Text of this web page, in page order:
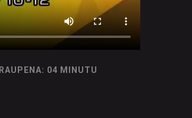
IRAUPENA: 04 MINUTU